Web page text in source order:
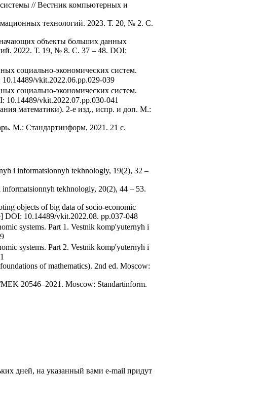
// Вестник компьютерных и
технологий. 2023. Т. 20, № 2. C.
объекты больших данных
2022. Т. 19, № 8. C. 37 – 48. DOI:
социально-экономических систем.
vkit.2022.06.pp.029-039
социально-экономических систем.
vkit.2022.07.pp.030-041
математики). 2-е изд., испр. и доп. М.:
М.: Стандартинформ, 2021. 21 с.
i informatsionnyh tekhnologiy, 19(2), 32 –
tekhnologiy, 20(2), 44 – 53.
objects of big data of socio-economic
DOI: 10.14489/vkit.2022.08. pp.037-048
systems. Part 1. Vestnik komp'yuternyh i
systems. Part 2. Vestnik komp'yuternyh i
of mathematics). 2nd ed. Moscow:
20546–2021. Moscow: Standartinform.
дней, на указанный вами e-mail придут